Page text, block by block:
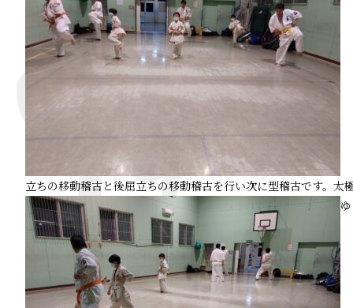
立ちの移動稽古と後屈立ちの移動稽古を行い次に型稽古です。太